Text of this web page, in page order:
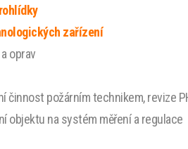
zařízení
oprav
činnost požárním technikem, revize
objektu na systém měření a regulace